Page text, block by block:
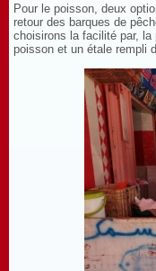
Pour le poisson, deux
retour des barques de
choisirons la facilité par,
poisson et un étale rempli